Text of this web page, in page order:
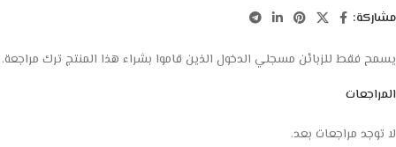
مشاركة:
المراجعات
لا توجد مراجعات بعد.
يسمح فقط للزبائن مسجلي الدخول الذين قاموا بشراء هذا المنتج ترك مراجعة.